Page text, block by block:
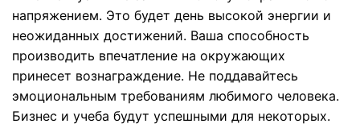
напряжением. Это будет день высокой энергии и
неожиданных достижений. Ваша способность
производить впечатление на окружающих
принесет вознаграждение. Не поддавайтесь
эмоциональным требованиям любимого человека.
Бизнес и учеба будут успешными для некоторых.